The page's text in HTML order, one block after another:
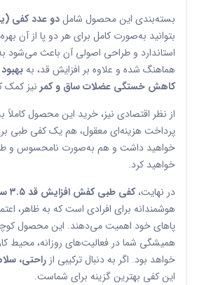
بسته‌بندی این محصول شاملدو عدد کفی
بتوانید به‌صورت کامل برای هر دو پا از آن
استاندارد و طراحی اصولی آن باعث می‌شود
هماهنگ شده و علاوه بر افزایش قد، به
کاهش خستگی عضلات ساق و کمر نیز کمک
از نظر اقتصادی نیز، خرید این محصول
پرداخت هزینه‌ای معقول، هم یک کفی طبی
خواهید داشت و هم به‌صورت نامحسوس و
خواهید کرد.
در نهایت،کفی طبی کفش افزایش قد ۳.۵ سانتی‌متری
هوشمندانه برای افرادی است که به ظاهر،
پاهای خود اهمیت می‌دهند. این محصول کوچک
همیشگی شما در فعالیت‌های روزانه، محیط
خواهد بود. اگر به دنبال ترکیبی از راحتی،
این کفی بهترین گزینه برای شماست.